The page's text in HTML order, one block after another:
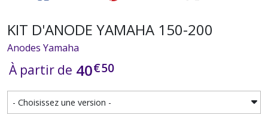
KIT D'ANODE YAMAHA 150-200
Anodes Yamaha
À partir de 40€50